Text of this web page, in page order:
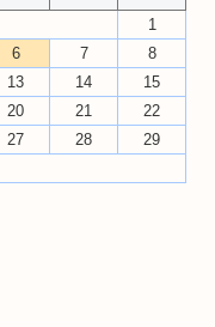
1
6 7
8
13 14
15
20 21
22
27 28
29